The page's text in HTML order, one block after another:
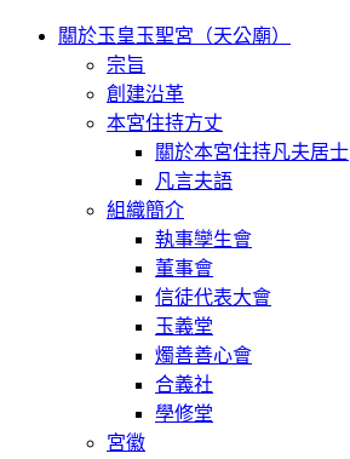
關於玉皇玉聖宮（天公廟）
宗旨
創建沿革
本宮住持方丈
關於本宮住持凡夫居士
凡言夫語
組織簡介
執事孿生會
董事會
信徒代表大會
玉義堂
燭善善心會
合義社
學修堂
宮徽